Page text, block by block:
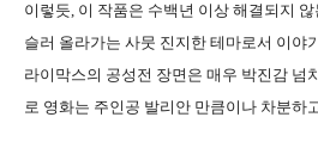
이렇듯, 이 작품은 수백년 이상 해결되지
슬러 올라가는 사뭇 진지한 테마로서 이야
라이막스의 공성전 장면은 매우 박진감 넘
로 영화는 주인공 발리안 만큼이나 차분하